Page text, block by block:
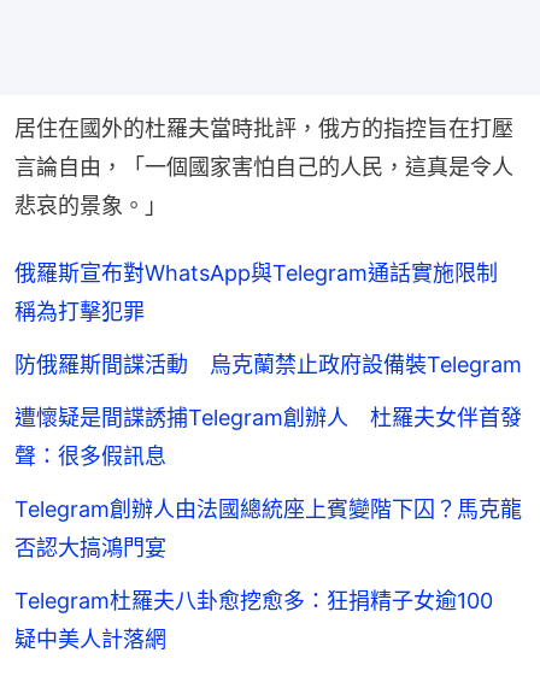
居住在國外的杜羅夫當時批評，俄方的指控旨在打壓
言論自由，「一個國家害怕自己的人民，這真是令人
悲哀的景象。」
俄羅斯宣布對WhatsApp與Telegram通話實施限制
稱為打擊犯罪
防俄羅斯間諜活動 烏克蘭禁止政府設備裝Telegram
遭懷疑是間諜誘捕Telegram創辦人 杜羅夫女伴首發
聲：很多假訊息
Telegram創辦人由法國總統座上賓變階下囚？馬克龍
否認大搞鴻門宴
Telegram杜羅夫八卦愈挖愈多：狂捐精子女逾100
疑中美人計落網